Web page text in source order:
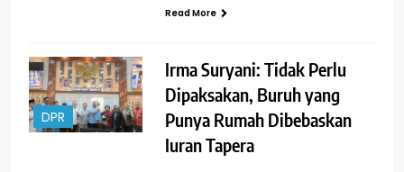
Read More
DPR
Irma Suryani: Tidak Perlu
Dipaksakan, Buruh yang
Punya Rumah Dibebaskan
Iuran Tapera